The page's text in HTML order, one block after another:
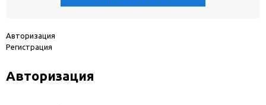
Авторизация
Регистрация
Авторизация